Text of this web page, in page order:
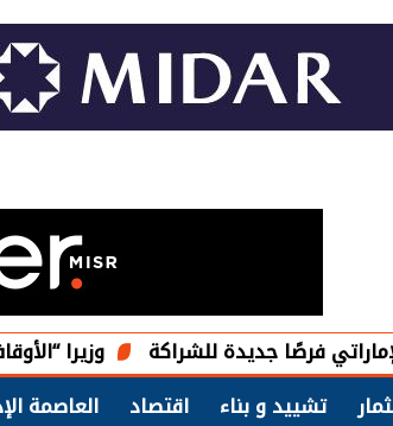
وزيرا “الأوقاف”
للشراكة
تشييد و بناء اقتصاد العاصمة